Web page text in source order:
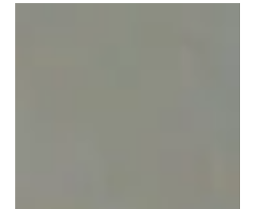
muur verskyn om koning Belsasar se